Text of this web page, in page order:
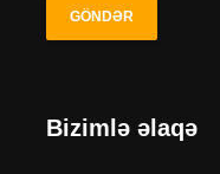
Bizimlə əlaqə